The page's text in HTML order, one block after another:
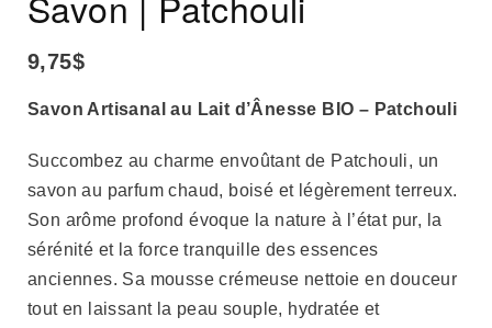
9,75$
Savon Artisanal au Lait d’Ânesse BIO – Patchouli
Succombez au charme envoûtant de Patchouli, un
savon au parfum chaud, boisé et légèrement terreux.
Son arôme profond évoque la nature à l’état pur, la
sérénité et la force tranquille des essences
anciennes. Sa mousse crémeuse nettoie en douceur
tout en laissant la peau souple, hydratée et